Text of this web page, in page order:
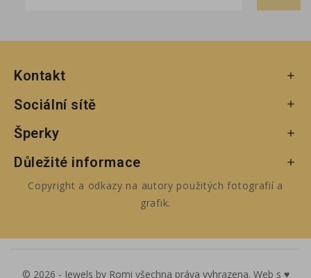
Kontakt 
Sociální sítě 
Šperky 
Důležité informace 
Copyright a odkazy na autory použitých fotografií a
grafik.
© 2026 - Jewels by Romi všechna práva vyhrazena. Web s ♥